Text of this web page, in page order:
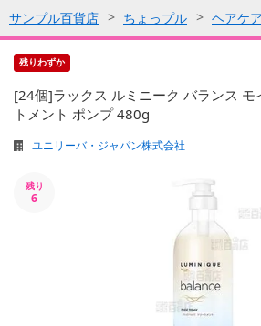
サンプル百貨店 ちょっプル ヘアケ
残りわずか
[24個]ラックス ルミニーク バランス モ
トメント ポンプ 480g
ユニリーバ・ジャパン株式会社
残り
6